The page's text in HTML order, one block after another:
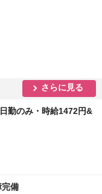
さらに見る
勤のみ・時給1472円&
完備